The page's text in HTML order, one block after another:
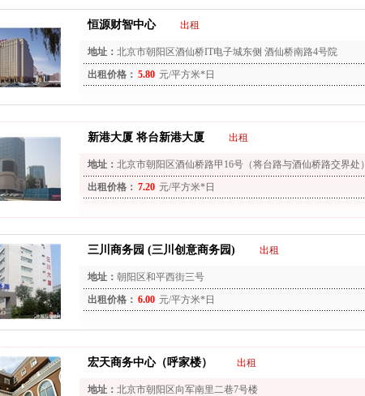
恒源财智中心 出租
地址： 北京市朝阳区酒仙桥IT电子城东侧 酒仙桥南路4号院
出租价格： 5.80 元/平方米*日
新港大厦 将台新港大厦 出租
地址： 北京市朝阳区酒仙桥路甲16号（将台路与酒仙桥路交界处）
出租价格： 7.20 元/平方米*日
三川商务园 (三川创意商务园) 出租
地址： 朝阳区和平西街三号
出租价格： 6.00 元/平方米*日
宏天商务中心（呼家楼） 出租
地址： 北京市朝阳区向军南里二巷7号楼